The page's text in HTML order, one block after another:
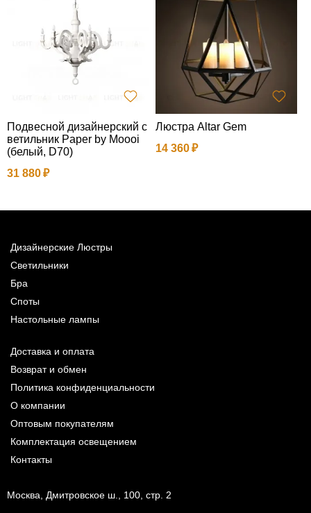
Подвесной дизайнерский с
ветильник Paper by Moooi
(белый, D70)
31 880
Люстра Altar Gem
14 360
Дизайнерские Люстры
Светильники
Бра
Споты
Настольные лампы
Доставка и оплата
Возврат и обмен
Политика конфиденциальности
О компании
Оптовым покупателям
Комплектация освещением
Контакты
Москва, Дмитровское ш., 100, стр. 2